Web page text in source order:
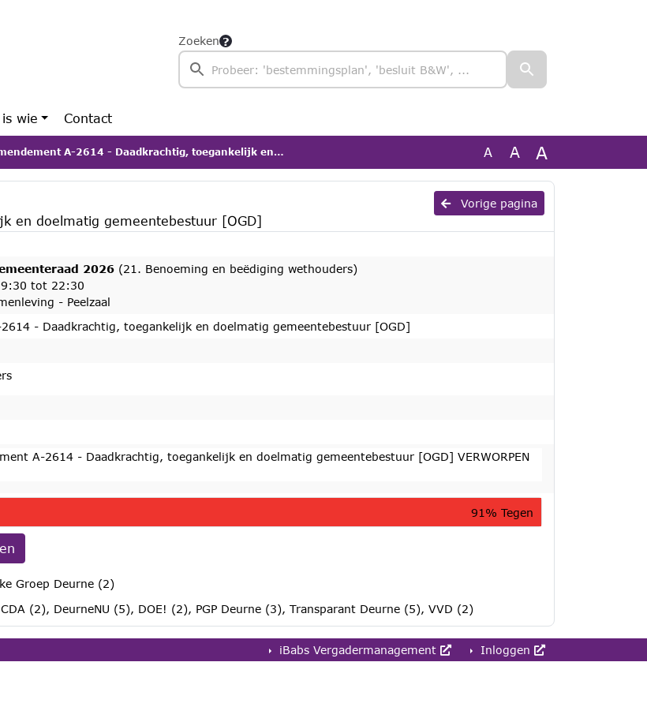
Zoeken
wie Contact
A-2614 - Daadkrachtig, toegankelijk en doelmatig gemeentebestuur [OGD] A A A
Vorige pagina
en doelmatig gemeentebestuur [OGD]
2026 (21. Benoeming en beëdiging wethouders)
tot 22:30
- Peelzaal
- Daadkrachtig, toegankelijk en doelmatig gemeentebestuur [OGD]
A-2614 - Daadkrachtig, toegankelijk en doelmatig gemeentebestuur [OGD] VERWORPEN
91% Tegen
Groep Deurne (2)
(2), DeurneNU (5), DOE! (2), PGP Deurne (3), Transparant Deurne (5), VVD (2)
iBabs Vergadermanagement Inloggen